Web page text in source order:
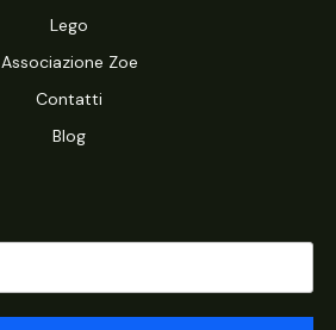
Lego
Associazione Zoe
Contatti
Blog